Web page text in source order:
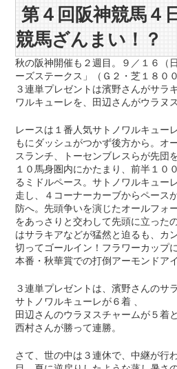
第４回阪神競馬
競馬ざんまい！？
秋の阪神開催も２週目。９／１６（
ーズステークス」（Ｇ２・芝１８０
３連単プレゼントは濱野さんがサラ
ワルキューレを、田辺さんがウラヌ
レースは１番人気サトノワルキュー
もにダッシュがつかず後方から。オ
スランチ、トーセンブレスらが先団
１０馬身圏内にかたまり、前半１０
るミドルペース。サトノワルキュー
走し、４コーナーカーブからペース
防へ。先頭争いを演じたオールフォ
をあっさりと交わして先頭に立った
はサラキアなどが猛然と迫るも、カ
切ってゴールイン！フラワーカップ
本番・秋華賞での打倒アーモンドア
３連単プレゼントは、濱野さんのサ
サトノワルキューレが６着 、
田辺さんのウラヌスチャームが５着
西村さんが勝って連勝。
さて、世の中は３連休で、中継が行